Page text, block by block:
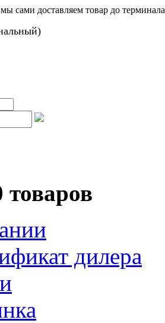
сами доставляем товар до
товаров
дилера